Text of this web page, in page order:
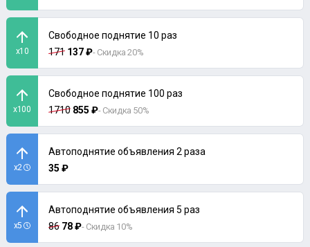
x10
Свободное поднятие 10 раз
171 137 ₽- Скидка 20%
x100
Свободное поднятие 100 раз
1710 855 ₽- Скидка 50%
x2
Автоподнятие объявления 2 раза
35 ₽
x5
Автоподнятие объявления 5 раз
86 78 ₽- Скидка 10%